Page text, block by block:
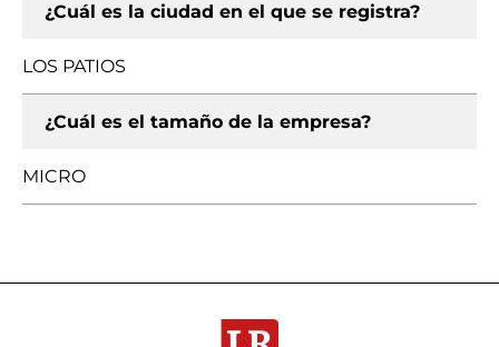
¿Cuál es la ciudad en el que se registra?
LOS PATIOS
¿Cuál es el tamaño de la empresa?
MICRO